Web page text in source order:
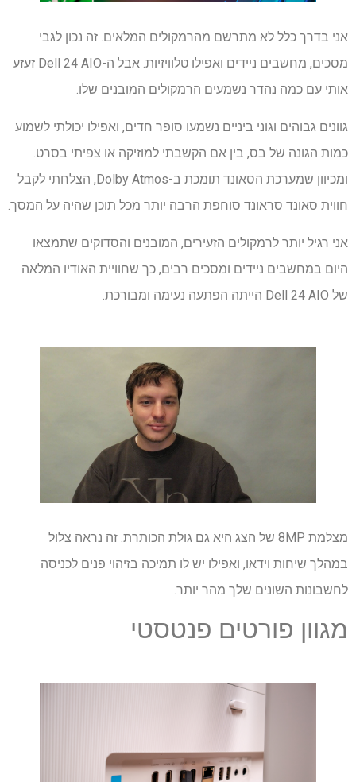
אני בדרך כלל לא מתרשם מהרמקולים המלאים. זה נכון לגבי
מסכים, מחשבים ניידים ואפילו טלוויזיות. אבל ה-Dell 24 AIO זעזע
אותי עם כמה נהדר נשמעים הרמקולים המובנים שלו.
גוונים גבוהים וגוני ביניים נשמעו סופר חדים, ואפילו יכולתי לשמוע
כמות הגונה של בס, בין אם הקשבתי למוזיקה או צפיתי בסרט.
ומכיוון שמערכת הסאונד תומכת ב-Dolby Atmos, הצלחתי לקבל
חווית סאונד סראונד סוחפת הרבה יותר מכל תוכן שהיה על המסך.
אני רגיל יותר לרמקולים הזעירים, המובנים והסדוקים שתמצאו
היום במחשבים ניידים ומסכים רבים, כך שחוויית האודיו המלאה
של Dell 24 AIO הייתה הפתעה נעימה ומבורכת.
מצלמת 8MP של הצג היא גם גולת הכותרת. זה נראה צלול
במהלך שיחות וידאו, ואפילו יש לו תמיכה בזיהוי פנים לכניסה
לחשבונות השונים שלך מהר יותר.
מגוון פורטים פנטסטי